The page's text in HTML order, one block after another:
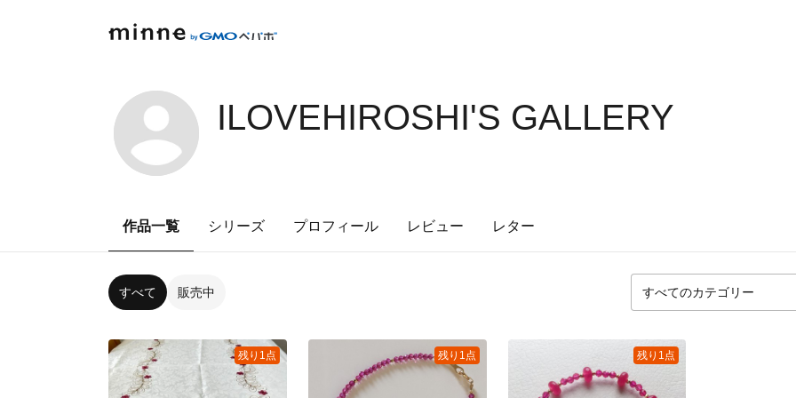
ILOVEHIROSHI'S GALLERY
作品一覧 シリーズ プロフィール レビュー レター
すべて 販売中
残り1点 残り1点 残り1点